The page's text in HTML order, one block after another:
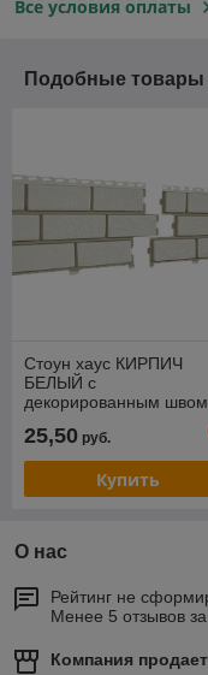
Все условия оплаты
Подобные товары
Стоун хаус КИРПИЧ
БЕЛЫЙ с
декорированным швом
25,50 руб.
Купить
О нас
Рейтинг не
Менее 5 отзывов
Компания